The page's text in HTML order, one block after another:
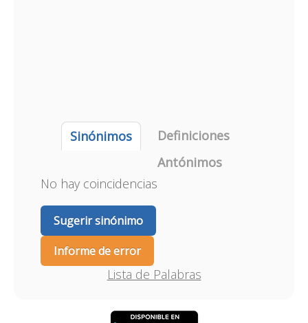
Sinónimos
Definiciones
Antónimos
No hay coincidencias
Sugerir sinónimo
Informe de error
Lista de Palabras